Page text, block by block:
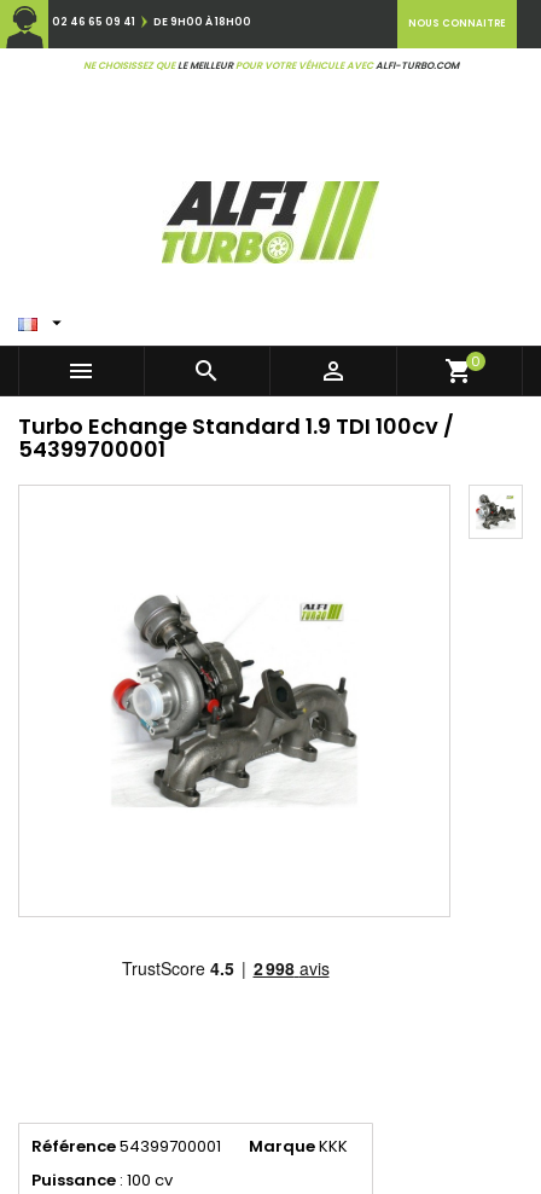
02 46 65 09 41 DE 9H00 À 18H00
NE CHOISISSEZ QUELE MEILLEURPOUR VOTRE VÉHICULE AVECALFI-TURBO.COM
NOUS CONNAITRE

   shopping_cart0
Turbo Echange Standard 1.9 TDI 100cv /
54399700001
Référence54399700001 MarqueKKK
Puissance : 100 cv